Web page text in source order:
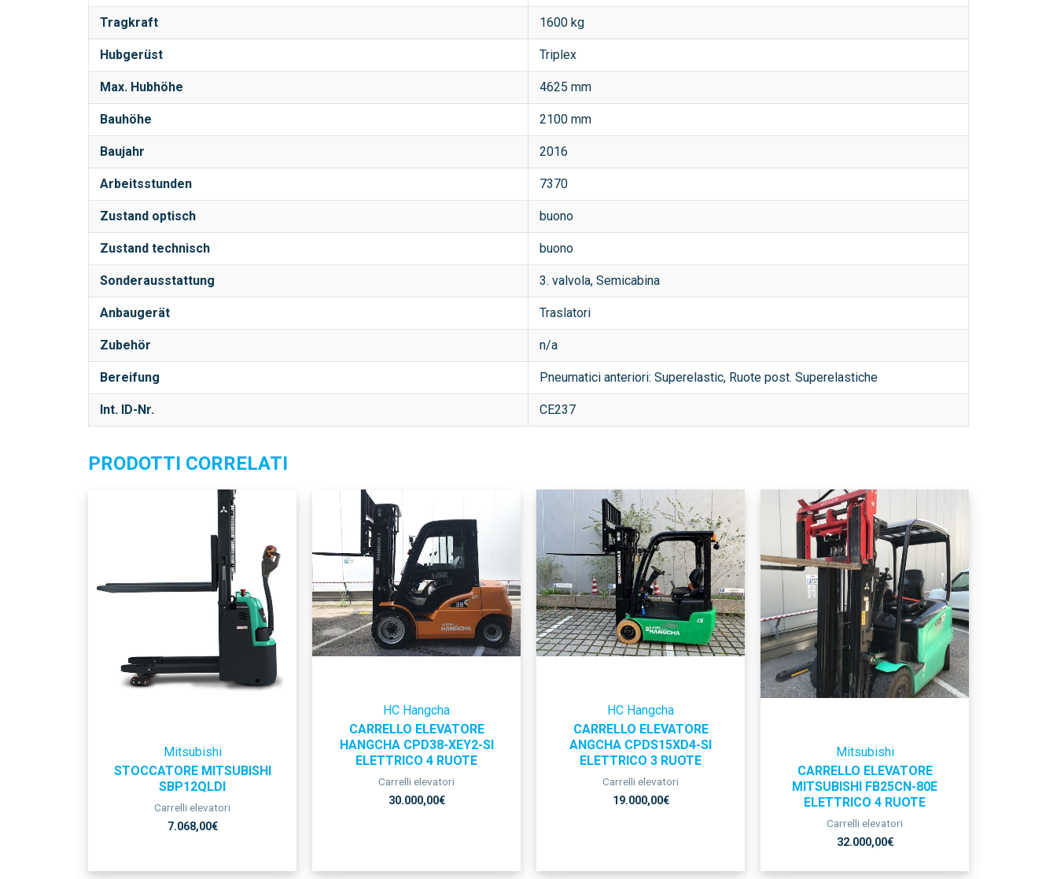
Tragkraft 1600 kg
Hubgerüst Triplex
Max. Hubhöhe 4625 mm
Bauhöhe 2100 mm
Baujahr 2016
Arbeitsstunden 7370
Zustand optisch buono
Zustand technisch buono
Sonderausstattung 3. valvola, Semicabina
Anbaugerät Traslatori
Zubehör n/a
Bereifung Pneumatici anteriori: Superelastic, Ruote post. Superelastiche
Int. ID-Nr. CE237
PRODOTTI CORRELATI
Mitsubishi
STOCCATORE MITSUBISHI
SBP12QLDI
Carrelli elevatori
7.068,00€
HC Hangcha
CARRELLO ELEVATORE
HANGCHA CPD38-XEY2-SI
ELETTRICO 4 RUOTE
Carrelli elevatori
30.000,00€
HC Hangcha
CARRELLO ELEVATORE
ANGCHA CPDS15XD4-SI
ELETTRICO 3 RUOTE
Carrelli elevatori
19.000,00€
Mitsubishi
CARRELLO ELEVATORE
MITSUBISHI FB25CN-80E
ELETTRICO 4 RUOTE
Carrelli elevatori
32.000,00€